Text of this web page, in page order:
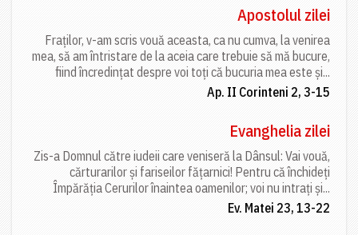
Apostolul zilei
Fraților, v-am scris vouă aceasta, ca nu cumva, la venirea
mea, să am întristare de la aceia care trebuie să mă bucure,
fiind încredințat despre voi toți că bucuria mea este și...
Ap. II Corinteni 2, 3-15
Evanghelia zilei
Zis-a Domnul către iudeii care veniseră la Dânsul: Vai vouă,
cărturarilor și fariseilor fățarnici! Pentru că închideți
Împărăția Cerurilor înaintea oamenilor; voi nu intrați și...
Ev. Matei 23, 13-22